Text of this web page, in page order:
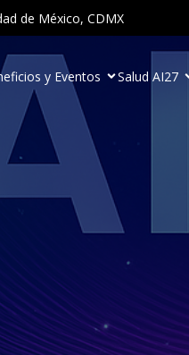
de México, CDMX
y Eventos Salud AI27